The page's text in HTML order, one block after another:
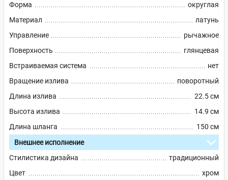
Форма
округлая
Материал
латунь
Управление
рычажное
Поверхность
глянцевая
Встраиваемая система
нет
Вращение излива
поворотный
Длина излива
22.5 см
Высота излива
14.9 см
Длина шланга
150 см
Внешнее исполнение
Стилистика дизайна
традиционный
Цвет
хром